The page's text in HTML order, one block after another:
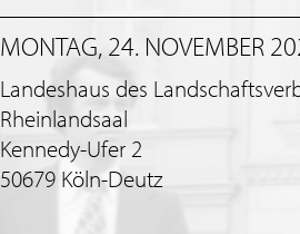
MONTAG, 24. NOVEMBER
Landeshaus des
Rheinlandsaal
Kennedy-Ufer 2
50679 Köln-Deutz